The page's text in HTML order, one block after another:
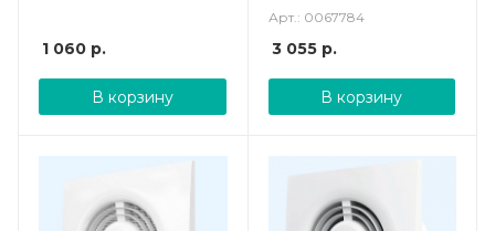
1 060 р.
В корзину
Арт.: 0067784
3 055р.
В корзину